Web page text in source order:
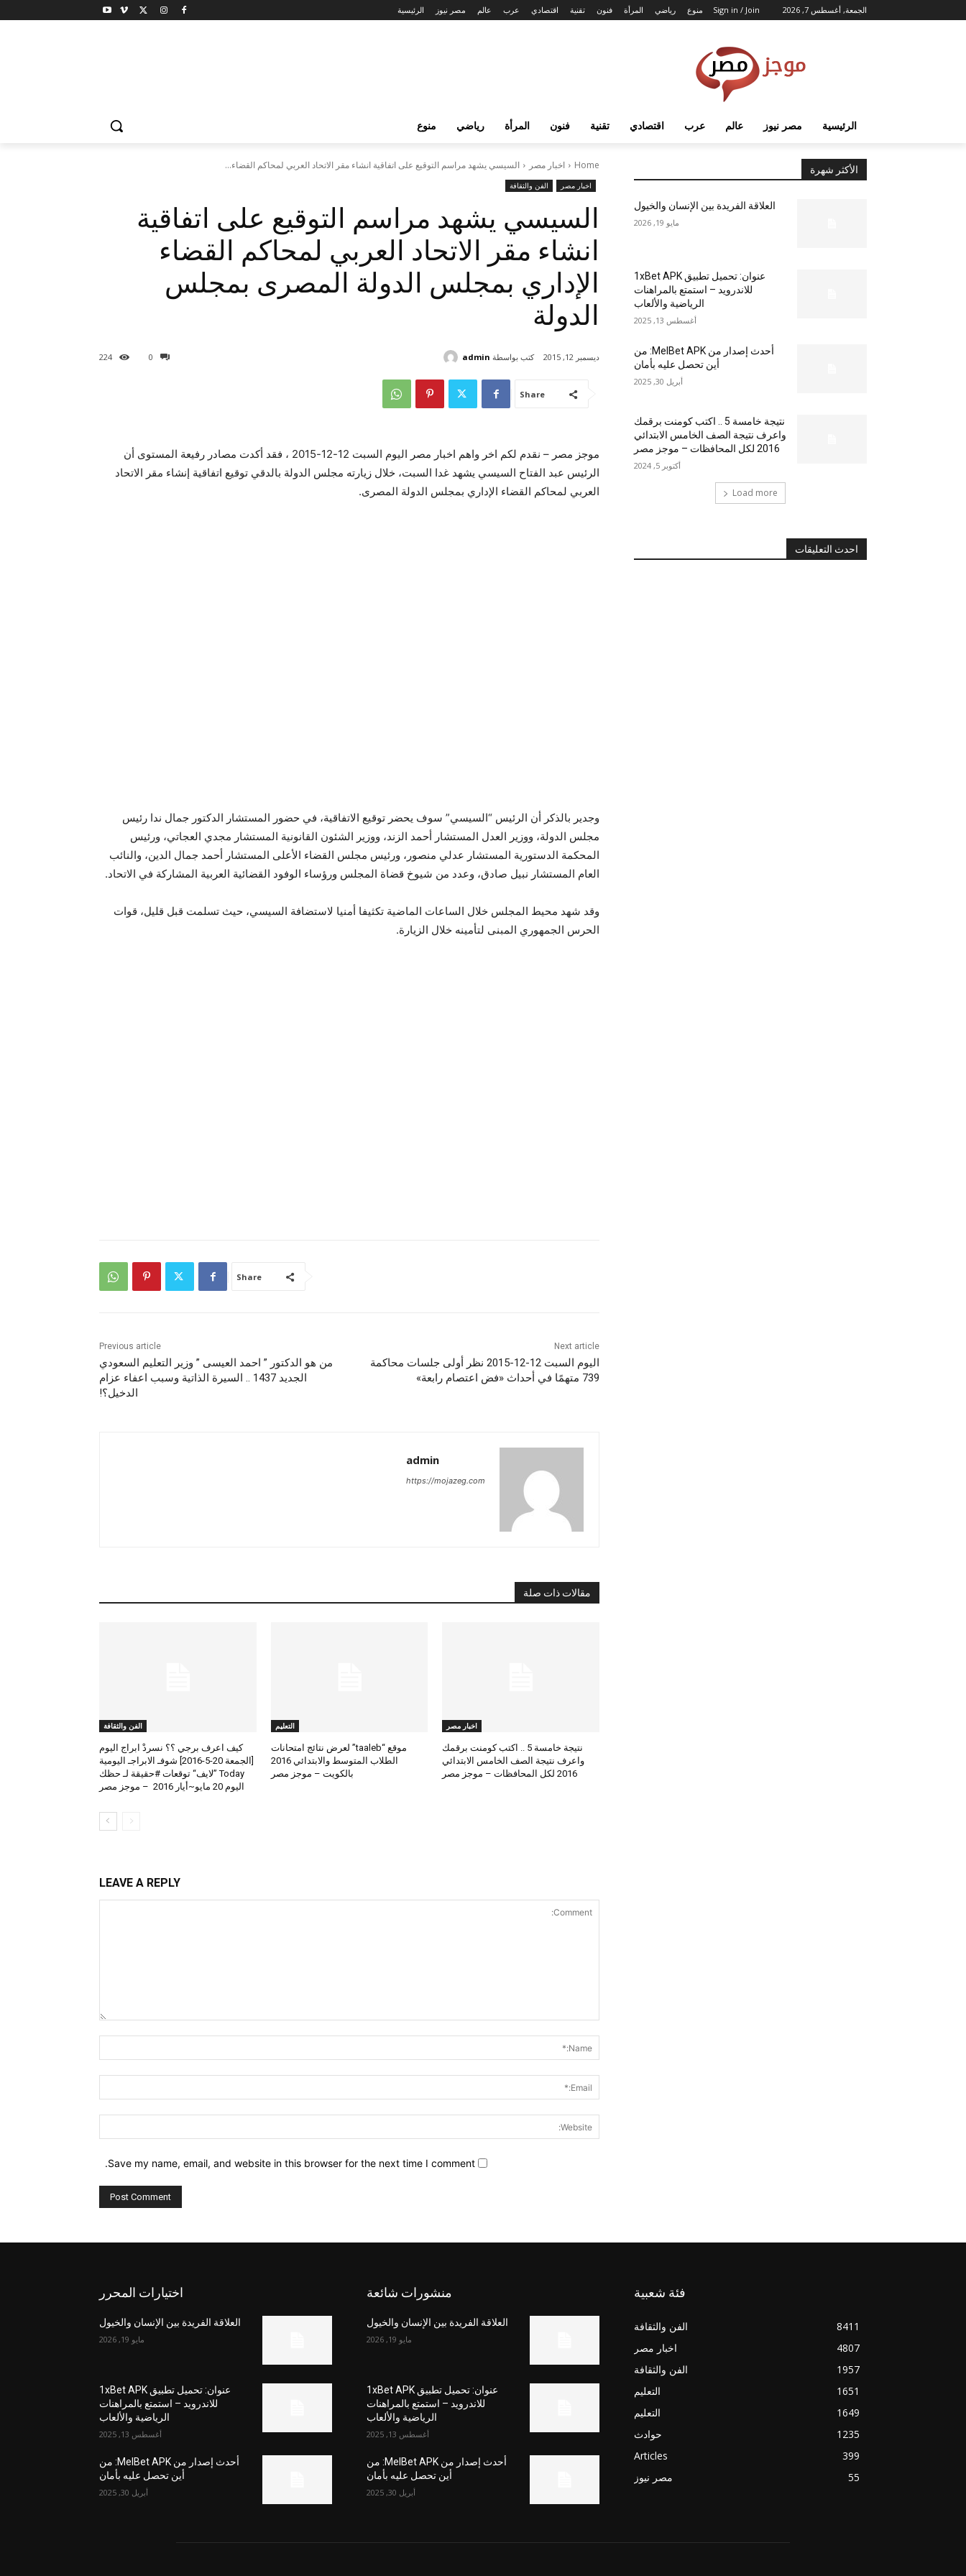
الجمعة, أغسطس 7, 2026 Sign in / Join الرئيسية مصر نيوز عالم عرب اقتصادي تقنية فنون المرأة رياضي منوع
الرئيسية مصر نيوز عالم عرب اقتصادي تقنية فنون المرأة رياضي منوع
Home اخبار مصر السيسي يشهد مراسم التوقيع على اتفاقية انشاء مقر الاتحاد العربي لمحاكم القضاء...
اخبار مصر الفن والثقافة
السيسي يشهد مراسم التوقيع على اتفاقية
انشاء مقر الاتحاد العربي لمحاكم القضاء
الإداري بمجلس الدولة المصرى بمجلس
الدولة
0
224 ديسمبر 12, 2015 كتب بواسطة admin
Share
موجز مصر – نقدم لكم اخر واهم اخبار مصر اليوم السبت 12-12-2015 ، فقد أكدت مصادر رفيعة المستوى أن
الرئيس عبد الفتاح السيسي يشهد غدا السبت، خلال زيارته مجلس الدولة بالدقي توقيع اتفاقية إنشاء مقر الاتحاد
العربي لمحاكم القضاء الإداري بمجلس الدولة المصرى.
وجدير بالذكر أن الرئيس “السيسي” سوف يحضر توقيع الاتفاقية، في حضور المستشار الدكتور جمال ندا رئيس
مجلس الدولة، ووزير العدل المستشار أحمد الزند، ووزير الشئون القانونية المستشار مجدي العجاتي، ورئيس
المحكمة الدستورية المستشار عدلي منصور، ورئيس مجلس القضاء الأعلى المستشار أحمد جمال الدين، والنائب
العام المستشار نبيل صادق، وعدد من شيوخ قضاة المجلس ورؤساء الوفود القضائية العربية المشاركة في الاتحاد.
وقد شهد محيط المجلس خلال الساعات الماضية تكثيفا أمنيا لاستضافة السيسي، حيث تسلمت قبل قليل، قوات
الحرس الجمهوري المبنى لتأمينه خلال الزيارة.
Share
Previous article
من هو الدكتور ” احمد العيسى ” وزير التعليم السعودي
الجديد 1437 .. السيرة الذاتية وسبب اعفاء عزام
الدخيل؟!
Next article
اليوم السبت 12-12-2015 نظر أولى جلسات محاكمة
739 متهمًا في أحداث «فض اعتصام رابعة»
admin
https://mojazeg.com
مقالات ذات صلة
اخبار مصر
نتيجة خامسة 5 .. اكتب كومنت برقمك
واعرف نتيجة الصف الخامس الابتدائي
2016 لكل المحافظات – موجز مصر
التعليم
موقع “taaleb” لعرض نتائج امتحانات
الطلاب المتوسط والابتدائي 2016
بالكويت – موجز مصر
الفن والثقافة
كيف اعرف برجي ؟؟ نسردْ ابراج اليوم
[الجمعة 20-5-2016] شوفـ الابراجـ اليومية
Today ”لايف“ توقعات #حقيقة لـ حظك
اليوم 20 مايو~أيار 2016 – موجز مصر
LEAVE A REPLY
Save my name, email, and website in this browser for the next time I comment.
الأكثر شهرة
العلاقة الفريدة بين الإنسان والخيول
مايو 19, 2026
عنوان: تحميل تطبيق 1xBet APK
للاندرويد – استمتع بالمراهنات
الرياضية والألعاب
أغسطس 13, 2025
أحدث إصدار من MelBet APK: من
أين تحصل عليه بأمان
أبريل 30, 2025
نتيجة خامسة 5 .. اكتب كومنت برقمك
واعرف نتيجة الصف الخامس الابتدائي
2016 لكل المحافظات – موجز مصر
أكتوبر 5, 2024
Load more
احدث التعليقات
اختيارات المحرر
العلاقة الفريدة بين الإنسان والخيول
مايو 19, 2026
عنوان: تحميل تطبيق 1xBet APK
للاندرويد – استمتع بالمراهنات
الرياضية والألعاب
أغسطس 13, 2025
أحدث إصدار من MelBet APK: من
أين تحصل عليه بأمان
أبريل 30, 2025
منشورات شائعة
العلاقة الفريدة بين الإنسان والخيول
مايو 19, 2026
عنوان: تحميل تطبيق 1xBet APK
للاندرويد – استمتع بالمراهنات
الرياضية والألعاب
أغسطس 13, 2025
أحدث إصدار من MelBet APK: من
أين تحصل عليه بأمان
أبريل 30, 2025
فئة شعبية
الفن والثقافة
8411
اخبار مصر
4807
الفن والثقافة
1957
التعليم
1651
التعليم
1649
حوادث
1235
Articles
399
مصر نيوز
55